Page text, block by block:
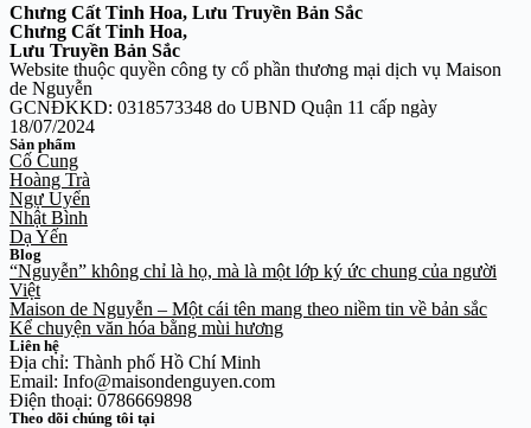
Chưng Cất Tinh Hoa, Lưu Truyền Bản Sắc
Chưng Cất Tinh Hoa,
Lưu Truyền Bản Sắc
Website thuộc quyền công ty cổ phần thương mại dịch vụ Maison
de Nguyễn
GCNĐKKD: 0318573348 do UBND Quận 11 cấp ngày
18/07/2024
Sản phẩm
Cố Cung
Hoàng Trà
Ngự Uyển
Nhật Bình
Dạ Yến
Blog
“Nguyễn” không chỉ là họ, mà là một lớp ký ức chung của người
Việt
Maison de Nguyễn – Một cái tên mang theo niềm tin về bản sắc
Kể chuyện văn hóa bằng mùi hương
Liên hệ
Địa chỉ: Thành phố Hồ Chí Minh
Email: Info@maisondenguyen.com
Điện thoại: 0786669898
Theo dõi chúng tôi tại